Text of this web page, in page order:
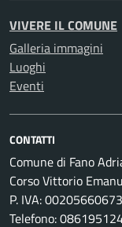
VIVERE IL COMUNE
Galleria immagini
Luoghi
Eventi
CONTATTI
Comune di Fano
Corso Vittorio
P. IVA: 00205660673
Telefono: